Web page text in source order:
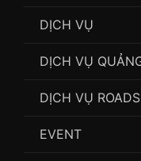
DỊCH VỤ
DỊCH VỤ
DỊCH VỤ
EVENT